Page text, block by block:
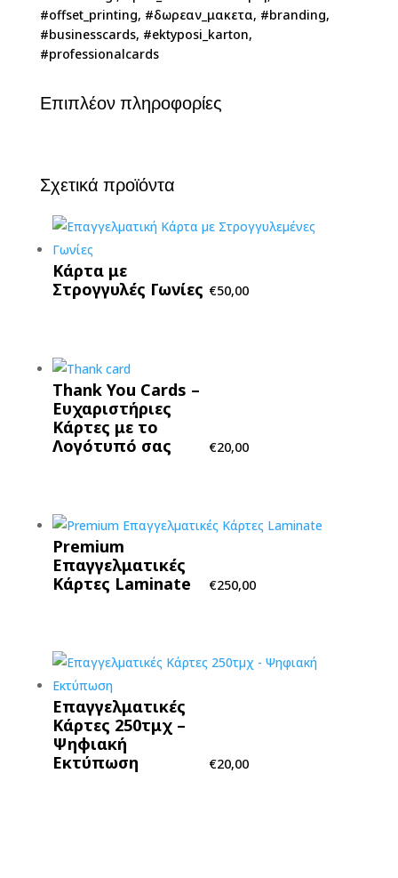
#offset_printing, #δωρεαν_μακετα, #branding,
#businesscards, #ektyposi_karton,
#professionalcards
Επιπλέον πληροφορίες
Σχετικά προϊόντα
Κάρτα με
Στρογγυλές Γωνίες €50,00
Thank You Cards –
Ευχαριστήριες
Κάρτες με το
Λογότυπό σας
€20,00
Premium
Επαγγελματικές
Κάρτες Laminate
€250,00
Επαγγελματικές
Κάρτες 250τμχ –
Ψηφιακή
Εκτύπωση
€20,00